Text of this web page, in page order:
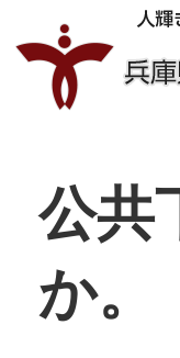
公共
か。